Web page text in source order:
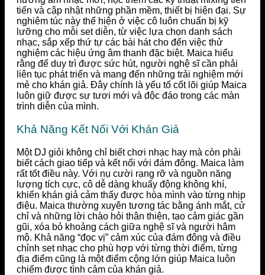
tiến và cập nhật những phần mềm, thiết bị hiện đại. Sự
nghiêm túc này thể hiện ở việc cô luôn chuẩn bị kỹ
lưỡng cho mỗi set diễn, từ việc lựa chọn danh sách
nhạc, sắp xếp thứ tự các bài hát cho đến việc thử
nghiệm các hiệu ứng âm thanh đặc biệt. Maica hiểu
rằng để duy trì được sức hút, người nghệ sĩ cần phải
liên tục phát triển và mang đến những trải nghiệm mới
mẻ cho khán giả. Đây chính là yếu tố cốt lõi giúp Maica
luôn giữ được sự tươi mới và độc đáo trong các màn
trình diễn của mình.
Khả Năng Kết Nối Với Khán Giả
Một DJ giỏi không chỉ biết chơi nhạc hay mà còn phải
biết cách giao tiếp và kết nối với đám đông. Maica làm
rất tốt điều này. Với nụ cười rạng rỡ và nguồn năng
lượng tích cực, cô dễ dàng khuấy động không khí,
khiến khán giả cảm thấy được hòa mình vào từng nhịp
điệu. Maica thường xuyên tương tác bằng ánh mắt, cử
chỉ và những lời chào hỏi thân thiện, tạo cảm giác gần
gũi, xóa bỏ khoảng cách giữa nghệ sĩ và người hâm
mộ. Khả năng “đọc vị” cảm xúc của đám đông và điều
chỉnh set nhạc cho phù hợp với từng thời điểm, từng
địa điểm cũng là một điểm cộng lớn giúp Maica luôn
chiếm được tình cảm của khán giả.